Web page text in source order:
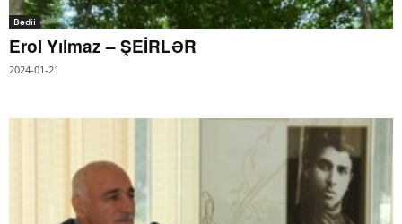
Bədii
Erol Yılmaz – ŞEİRLƏR
2024-01-21